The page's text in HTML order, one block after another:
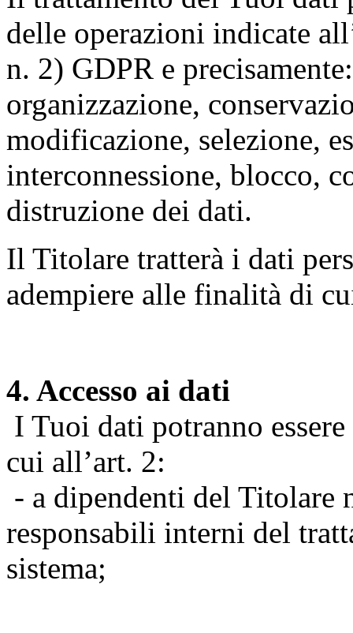
delle operazioni indicate
n. 2) GDPR e
organizzazione,
modificazione, selezione,
interconnessione, blocco,
distruzione dei dati.
Il Titolare tratterà i dati
adempiere alle finalità di
4. Accesso ai dati
I Tuoi dati potranno
cui all’art. 2:
- a dipendenti del Titolare
responsabili interni del
sistema;